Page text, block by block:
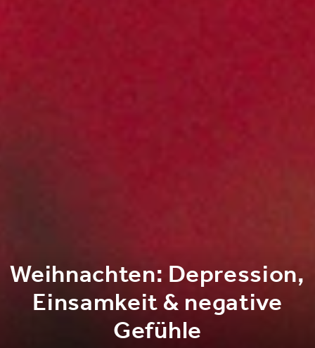
Weihnachten: Depression,
Einsamkeit & negative
Gefühle